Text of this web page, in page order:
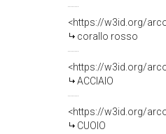
<https://w3id.org/
corallo rosso
<https://w3id.org/
ACCIAIO
<https://w3id.org/
CUOIO